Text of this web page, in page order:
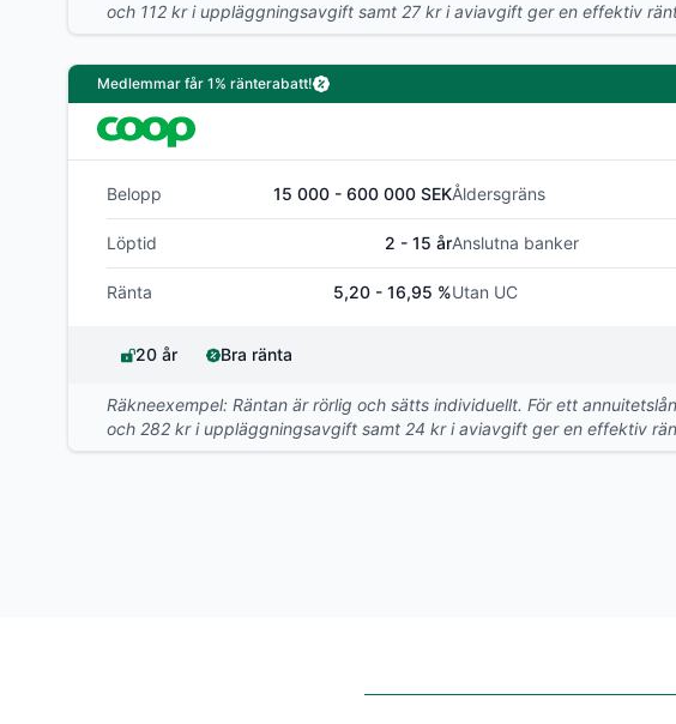
och 112 kr i uppläggningsavgift samt 27 kr i aviavgift ger en effektiv
Medlemmar får 1% ränterabatt!
Belopp 15 000 - 600 000 SEK
Löptid 2 - 15 år
Ränta 5,20 - 16,95 %
Åldersgräns
Anslutna banker
Utan UC
20 år Bra ränta
Räkneexempel: Räntan är rörlig och sätts individuellt. För ett
och 282 kr i uppläggningsavgift samt 24 kr i aviavgift ger en effektiv